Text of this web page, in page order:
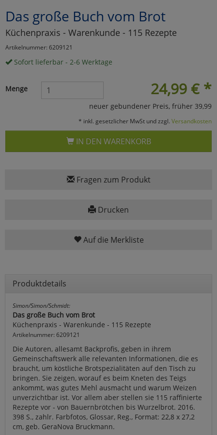
Das große Buch vom Brot
Küchenpraxis - Warenkunde - 115 Rezepte
Artikelnummer: 6209121
Sofort lieferbar - 2-6 Werktage
24,99 € *
Menge
neuer gebundener Preis, früher 39,99
* inkl. gesetzlicher MwSt und zzgl. Versandkosten
IN DEN WARENKORB
Fragen zum Produkt
Drucken
Auf die Merkliste
Produktdetails
Simon/Simon/Schmidt:
Das große Buch vom Brot
Küchenpraxis - Warenkunde - 115 Rezepte
Artikelnummer: 6209121
Die Autoren, allesamt Backprofis, geben in ihrem
Gemeinschaftswerk alle relevanten Informationen, die es
braucht, um köstliche Brotspezialitäten auf den Tisch zu
bringen. Sie zeigen, worauf es beim Kneten des Teigs
ankommt, was gutes Mehl ausmacht und warum Weizen
unverzichtbar ist. Vor allem aber stellen sie 115 raffinierte
Rezepte vor - von Bauernbrötchen bis Wurzelbrot. 2016.
398 S., zahlr. Farbfotos, Glossar, Reg., Format: 22,8 x 27,2
cm, geb. GeraNova Bruckmann.
Marketing
Umfragetools
Cookies
Alle Akzeptieren
Cookies
Einstellungen speichern
zurückzu Haupptseite